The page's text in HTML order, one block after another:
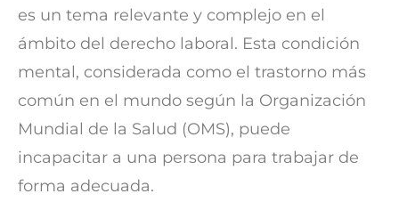
es un tema relevante y complejo en el
ámbito del derecho laboral. Esta condición
mental, considerada como el trastorno más
común en el mundo según la Organización
Mundial de la Salud (OMS), puede
incapacitar a una persona para trabajar de
forma adecuada.